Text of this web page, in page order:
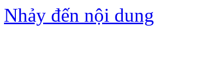
Nhảy đến nội dung